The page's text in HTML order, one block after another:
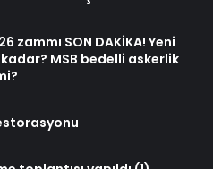
SON DAKİKA! Yeni
MSB bedelli askerlik